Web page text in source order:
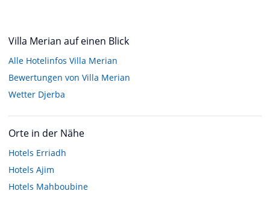
Villa Merian auf einen Blick
Alle Hotelinfos Villa Merian
Bewertungen von Villa Merian
Wetter Djerba
Orte in der Nähe
Hotels Erriadh
Hotels Ajim
Hotels Mahboubine